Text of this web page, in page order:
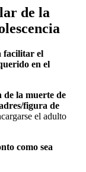
de la
facilitar el
en el
de la muerte de
figura de
el adulto
como sea